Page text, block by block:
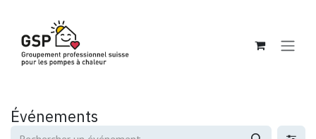
Événements